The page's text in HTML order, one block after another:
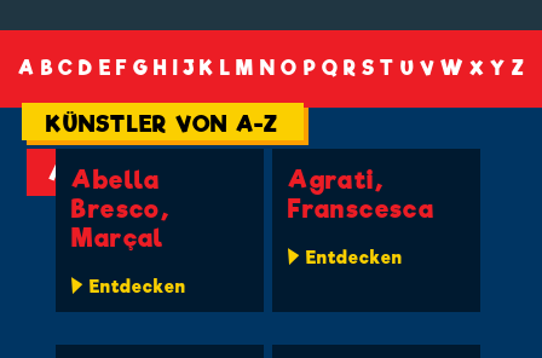
A B C D E F G H J K L M N O P Q R S T U V W X Y Z
KÜNSTLER VON A-Z
A Abella
Bresco,
Marçal
Entdecken
Agrati,
Franscesca
Entdecken